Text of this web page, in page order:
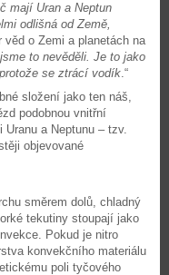
mají Uran a Neptun
odlišná od Země,
věd o Zemi a planetách na
to nevěděli. Je to jako
se ztrácí vodík.“
složení jako ten náš,
podobnou vnitřní
a Neptunu – tzv.
objevované
směrem dolů, chladný
tekutiny stoupají jako
Pokud je nitro
konvekčního materiálu
poli tyčového